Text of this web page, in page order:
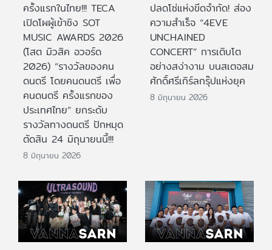
ครั้งแรกในไทย!!! TECA
เปิดโผผู้เข้าชิง SOT
MUSIC AWARDS 2026
(โสต มิวสิค อวอร์ด
2026) “รางวัลของคน
ดนตรี โดยคนดนตรี เพื่อ
คนดนตรี ครั้งแรกของ
ประเทศไทย” ยกระดับ
รางวัลทางดนตรี ปักหมุด
ตัดสิน 24 มิถุนายนนี้!!!
8 มิถุนายน 2026
ปลดโซ่แห่งขีดจำกัด! ส่อง
ความสำเร็จ “4EVE
UNCHAINED
CONCERT” การเติบโต
อย่างสง่างาม บนสเตจสม
ศักดิ์ศรีเกิร์ลกรุ๊ปแห่งยุค
8 มิถุนายน 2026